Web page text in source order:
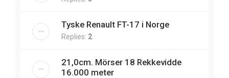
Tyske Renault FT-17 i Norge
Replies: 2
21,0cm. Mörser 18 Rekkevidde
16.000 meter